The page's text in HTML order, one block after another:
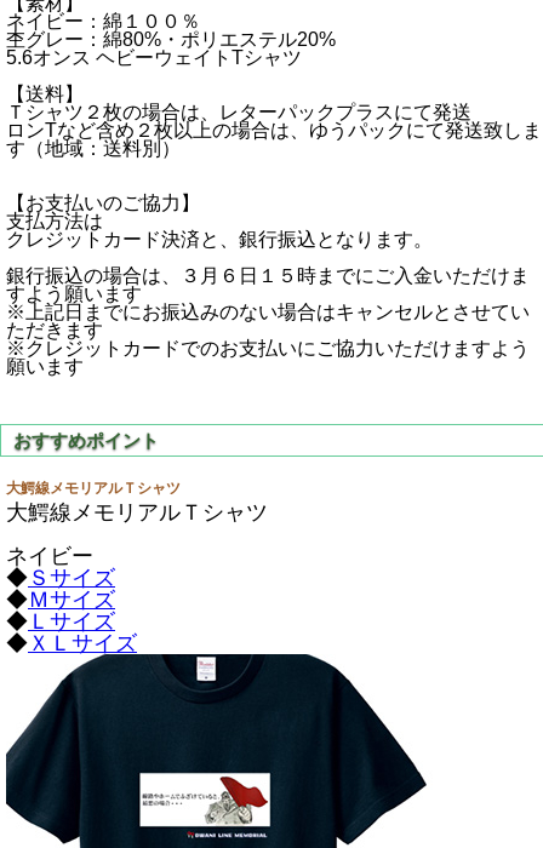
ネイビー：綿１００％
杢グレー：綿80%・ポリエステル20%
5.6オンス ヘビーウェイトTシャツ
【送料】
Ｔシャツ２枚の場合は、レターパックプラスにて発送
ロンTなど含め２枚以上の場合は、ゆうパックにて発送致しま
す（地域：送料別）
【お支払いのご協力】
支払方法は
クレジットカード決済と、銀行振込となります。
銀行振込の場合は、３月６日１５時までにご入金いただけま
すよう願います
※上記日までにお振込みのない場合はキャンセルとさせてい
ただきます
※クレジットカードでのお支払いにご協力いただけますよう
願います
大鰐線メモリアルＴシャツ
大鰐線メモリアルＴシャツ
ネイビー
◆ Ｓサイズ
◆Ｍサイズ
◆ Ｌサイズ
◆ ＸＬサイズ